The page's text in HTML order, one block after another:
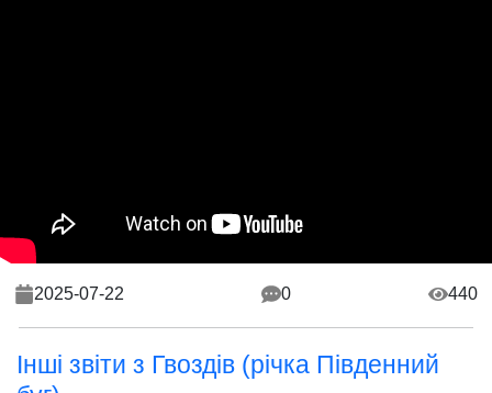
2025-07-22 0 440
Інші звіти з Гвоздів (річка Південний